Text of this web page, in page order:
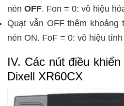
nén OFF. Fon = 0: vô hiệu
Quạt vẫn OFF thêm
nén ON. FoF = 0: vô hiệu
IV. Các nút điều
Dixell XR60CX